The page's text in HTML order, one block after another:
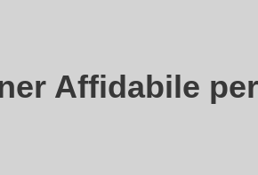
Affidabile